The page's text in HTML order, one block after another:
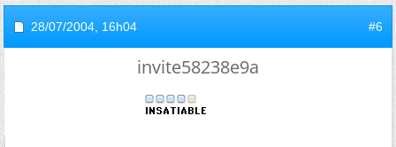
28/07/2004, 16h04 #6
invite58238e9a